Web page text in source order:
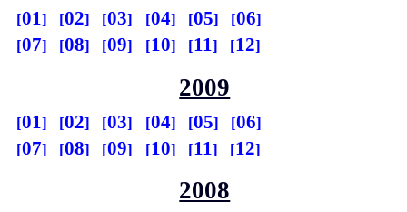
01 02 03 04 05
06
07
08 09 10 11 12
2009
01 02 03 04 05
06
07
08 09 10 11 12
2008